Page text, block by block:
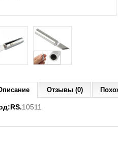
Отзывы (0)
10511